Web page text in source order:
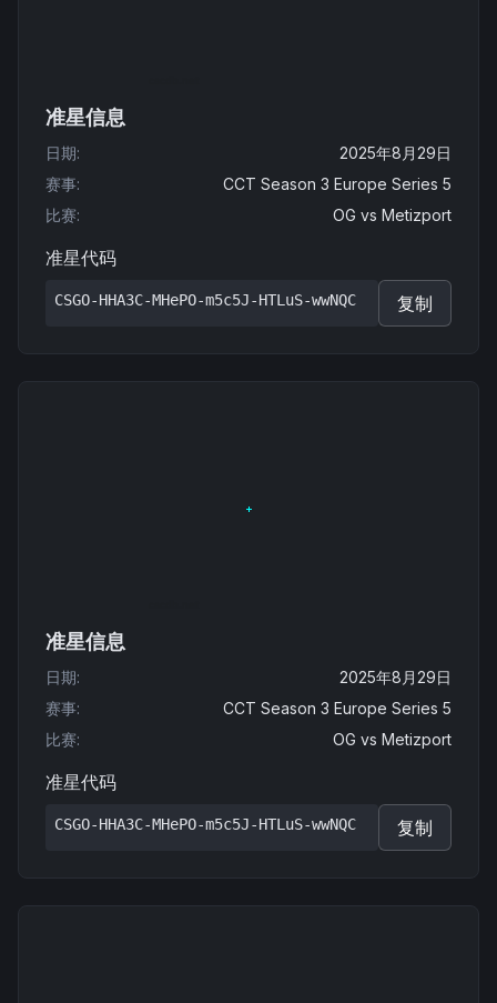
准星信息
日期:
2025年8月29日
赛事:
CCT Season 3 Europe Series 5
比赛: OG vs Metizport
准星代码
CSGO-HHA3C-MHePO-m5c5J-HTLuS-wwNQC 复制
准星信息
日期:
2025年8月29日
赛事:
CCT Season 3 Europe Series 5
比赛: OG vs Metizport
准星代码
CSGO-HHA3C-MHePO-m5c5J-HTLuS-wwNQC 复制